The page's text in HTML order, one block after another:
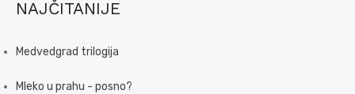
NAJČITANIJE
Medvedgrad trilogija
Mleko u prahu - posno?